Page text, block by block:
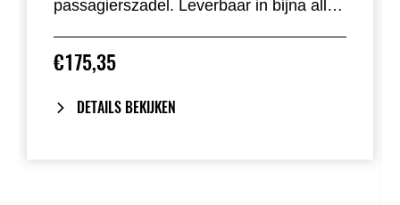
passagierszadel. Leverbaar in bijna alle
€175,35
DETAILS BEKIJKEN